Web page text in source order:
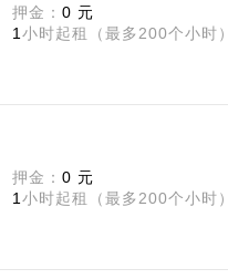
押金： 0 元
1 小时起租（最多200个小时）
押金： 0 元
1 小时起租（最多200个小时）